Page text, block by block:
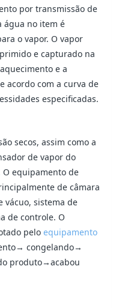
por transmissão de
água no item é
o vapor. O vapor
e capturado na
e a
acordo com a curva de
especificadas.
secos, assim como a
de vapor do
O equipamento de
de câmara
vácuo, sistema de
de controle. O
peloequipamento
congelando→
produto→acabou